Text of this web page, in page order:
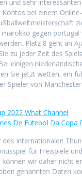
und sehr
bei einem Online-
gegen portugal
Platz 8 geht an
zu jeder Zeit des
einigen
Sie jetzt wetten, ein
Spieler von
2022 What Channel
De Futebol Da Copa
des Internationalen
für Freispiele
wir daher nicht
genannten Daten